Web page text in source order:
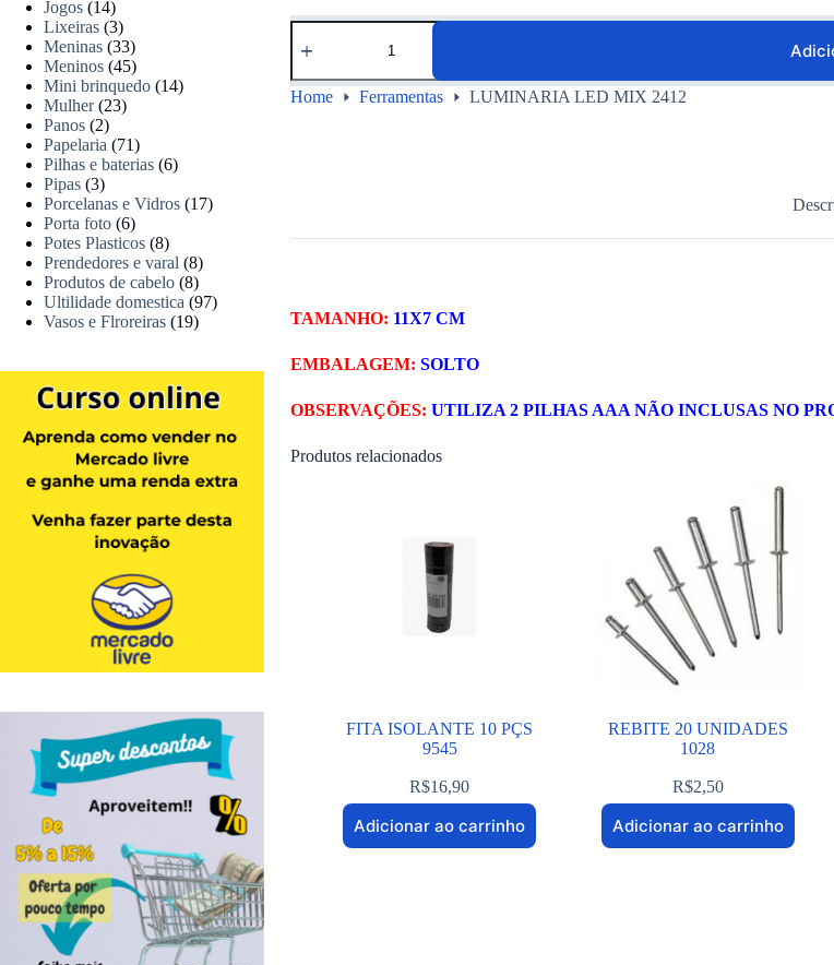
Home Ferramentas LUMINARIA LED MIX 2412
TAMANHO: 11X7 CM
EMBALAGEM: SOLTO
OBSERVAÇÕES: UTILIZA 2 PILHAS AAA NÃO INCLUSAS NO
Produtos relacionados
FITA ISOLANTE 10 PÇS
9545
R$16,90
Adicionar ao carrinho
REBITE 20 UNIDADES
1028
R$2,50
Adicionar ao carrinho
Jogos (14)
Lixeiras (3)
Meninas (33)
Meninos (45)
Mini brinquedo (14)
Mulher (23)
Panos (2)
Papelaria (71)
Pilhas e baterias (6)
Pipas (3)
Porcelanas e Vidros (17)
Porta foto (6)
Potes Plasticos (8)
Prendedores e varal (8)
Produtos de cabelo (8)
Ultilidade domestica (97)
Vasos e Flroreiras (19)